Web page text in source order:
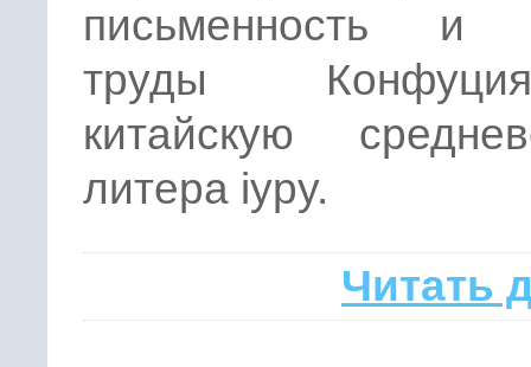
письменность и
труды
китайскую
литера iypy.
Читать